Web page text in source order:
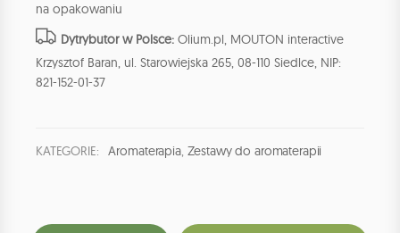
na opakowaniu
Dytrybutor w Polsce: Olium.pl, MOUTON interactive
Krzysztof Baran, ul. Starowiejska 265, 08-110 Siedlce, NIP:
821-152-01-37
KATEGORIE: Aromaterapia, Zestawy do aromaterapii